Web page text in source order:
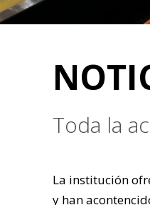
Toda la
La institución
y han